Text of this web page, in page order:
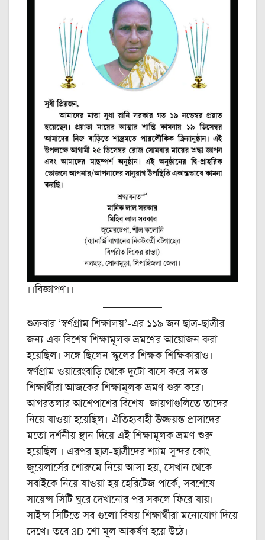
।।বিজ্ঞাপণ।।
শুক্রবার ‘স্বর্ণগ্রাম শিক্ষালয়’-এর ১১৯ জন ছাত্র-ছাত্রীর
জন্য এক বিশেষ শিক্ষামূলক ভ্রমণের আয়োজন করা
হয়েছিল। সঙ্গে ছিলেন স্কুলের শিক্ষক শিক্ষিকারাও।
স্বর্ণগ্রাম ওয়ারেংবাড়ি থেকে দুটো বাসে করে সমস্ত
শিক্ষার্থীরা আজকের শিক্ষামূলক ভ্রমণ শুরু করে।
আগরতলার আশেপাশের বিশেষ জায়গাগুলিতে তাদের
নিয়ে যাওয়া হয়েছিল। ঐতিহ্যবাহী উজ্জয়ন্ত প্রাসাদের
মতো দর্শনীয় স্থান দিয়ে এই শিক্ষামূলক ভ্রমণ শুরু
হয়েছিল । এরপর ছাত্র-ছাত্রীদের শ্যাম সুন্দর কোং
জুয়েলার্সের শোরুমে নিয়ে আসা হয়, সেখান থেকে
সবাইকে নিয়ে যাওয়া হয় হেরিটেজ পার্কে, সবশেষে
সায়েন্স সিটি ঘুরে দেখানোর পর সকলে ফিরে যায়।
সাইন্স সিটিতে সব গুলো বিষয় শিক্ষার্থীরা মনোযোগ দিয়ে
দেখে। তবে 3D শো মূল আকর্ষণ হয়ে উঠে।